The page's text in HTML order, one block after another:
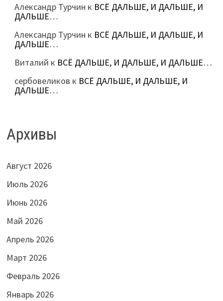
Александр Турчин к ВСЁ ДАЛЬШЕ, И ДАЛЬШЕ, И
ДАЛЬШЕ…
Александр Турчин к ВСЁ ДАЛЬШЕ, И ДАЛЬШЕ, И
ДАЛЬШЕ…
Виталий к ВСЁ ДАЛЬШЕ, И ДАЛЬШЕ, И ДАЛЬШЕ…
сербовеликов к ВСЁ ДАЛЬШЕ, И ДАЛЬШЕ, И
ДАЛЬШЕ…
Архивы
Август 2026
Июль 2026
Июнь 2026
Май 2026
Апрель 2026
Март 2026
Февраль 2026
Январь 2026